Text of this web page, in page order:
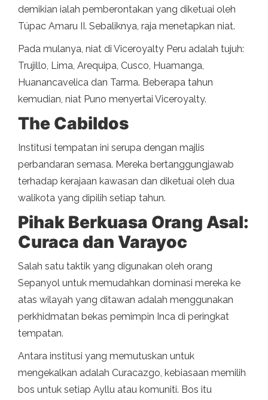
demikian ialah pemberontakan yang diketuai oleh
Túpac Amaru II. Sebaliknya, raja menetapkan niat.
Pada mulanya, niat di Viceroyalty Peru adalah tujuh:
Trujillo, Lima, Arequipa, Cusco, Huamanga,
Huanancavelica dan Tarma. Beberapa tahun
kemudian, niat Puno menyertai Viceroyalty.
The Cabildos
Institusi tempatan ini serupa dengan majlis
perbandaran semasa. Mereka bertanggungjawab
terhadap kerajaan kawasan dan diketuai oleh dua
walikota yang dipilih setiap tahun.
Pihak Berkuasa Orang Asal:
Curaca dan Varayoc
Salah satu taktik yang digunakan oleh orang
Sepanyol untuk memudahkan dominasi mereka ke
atas wilayah yang ditawan adalah menggunakan
perkhidmatan bekas pemimpin Inca di peringkat
tempatan.
Antara institusi yang memutuskan untuk
mengekalkan adalah Curacazgo, kebiasaan memilih
bos untuk setiap Ayllu atau komuniti. Bos itu